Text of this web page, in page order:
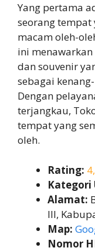
Yang pertama
seorang
macam oleh-
ini
dan souvenir
sebagai
Dengan
terjangkau,
tempat yang
oleh.
Rating:
Kategori
Alamat:
III,
Map:
Nomor